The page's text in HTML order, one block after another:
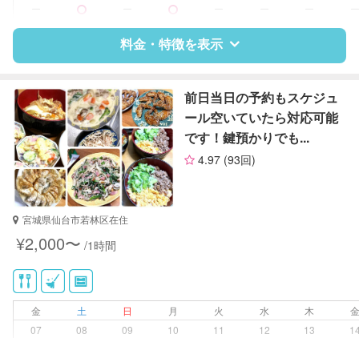
作り置き料理
庭の手入れ/植木の水やり
片付け/整理整頓
料金・特徴を表示
特徴 料金 レビュー
サポートの特徴
資格 なし
対応可能/特徴
前日当日の予約もスケジュ
ール空いていたら対応可能
です！鍵預かりでも...
4.97 (93回)
宮城県仙台市若林区在住
¥2,000〜 /1時間
金 土 日 月 火 水 木
07
08 09 10 11 12 13